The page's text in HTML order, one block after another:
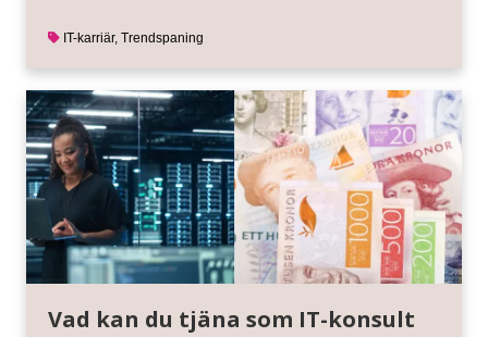
IT-karriär, Trendspaning
Vad kan du tjäna som IT-konsult